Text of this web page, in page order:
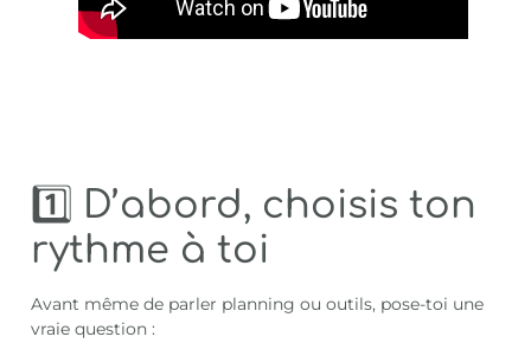
1️⃣ D’abord, choisis ton
rythme à toi
Avant même de parler planning ou outils, pose-toi une
vraie question :